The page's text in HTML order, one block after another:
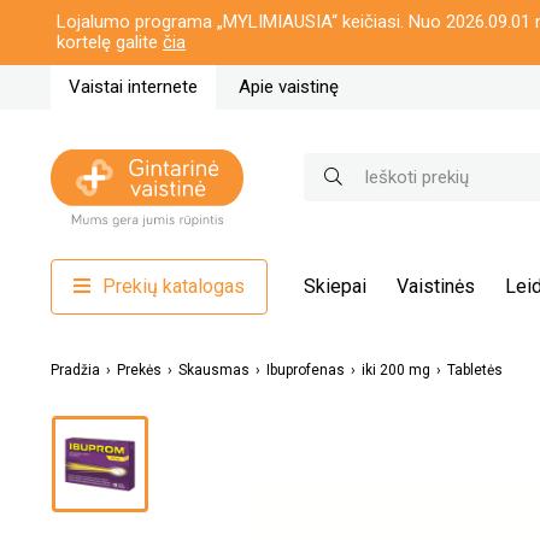
Lojalumo programa „MYLIMIAUSIA“ keičiasi. Nuo
kortelę galite čia
Vaistai internete Apie vaistinę
Prekių katalogas Skiepai Vaistinės
Pradžia Prekės Skausmas Ibuprofenas iki 200 mg Tabletės